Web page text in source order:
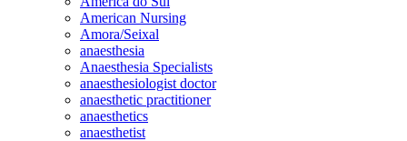
American Nursing
Amora/Seixal
anaesthesia
Anaesthesia Specialists
anaesthesiologist doctor
anaesthetic practitioner
anaesthetics
anaesthetist